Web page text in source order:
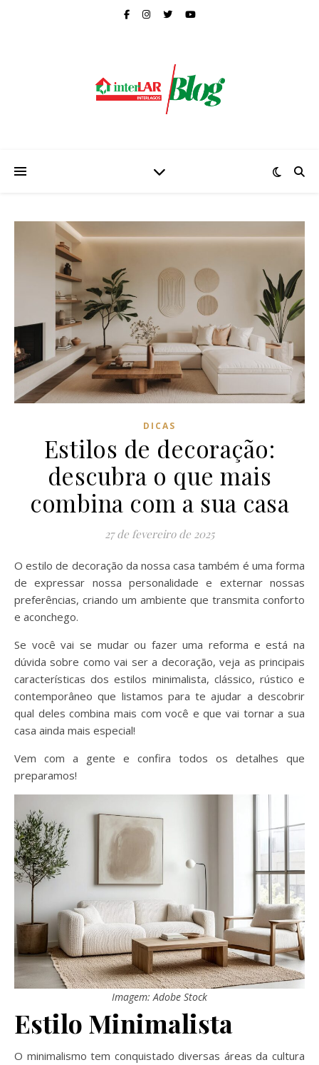
DICAS
Estilos de decoração:
descubra o que mais
combina com a sua casa
27 de fevereiro de 2025
O estilo de decoração da nossa casa também é uma forma
de expressar nossa personalidade e externar nossas
preferências, criando um ambiente que transmita conforto
e aconchego.
Se você vai se mudar ou fazer uma reforma e está na
dúvida sobre como vai ser a decoração, veja as principais
características dos estilos minimalista, clássico, rústico e
contemporâneo que listamos para te ajudar a descobrir
qual deles combina mais com você e que vai tornar a sua
casa ainda mais especial!
Vem com a gente e confira todos os detalhes que
preparamos!
Imagem: Adobe Stock
Estilo Minimalista
O minimalismo tem conquistado diversas áreas da cultura